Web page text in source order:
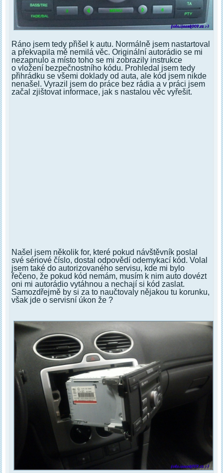
Ráno jsem tedy přišel k autu. Normálně jsem nastartoval
a překvapila mě nemilá věc. Originální autorádio se mi
nezapnulo a místo toho se mi zobrazily instrukce
o vložení bezpečnostního kódu. Prohledal jsem tedy
přihrádku se všemi doklady od auta, ale kód jsem nikde
nenašel. Vyrazil jsem do práce bez rádia a v práci jsem
začal zjištovat informace, jak s nastalou věc vyřešit.
Našel jsem několik for, které pokud návštěvník poslal
své sériové číslo, dostal odpovědí odemykací kód. Volal
jsem také do autorizovaného servisu, kde mi bylo
řečeno, že pokud kód nemám, musím k nim auto dovézt
oni mi autorádio vytáhnou a nechají si kód zaslat.
Samozdřejmě by si za to naučtovaly nějakou tu korunku,
však jde o servisní úkon že ?